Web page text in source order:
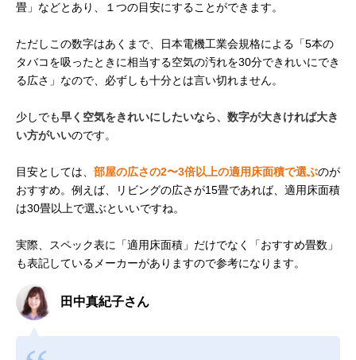
畳」などとあり、１つの目安にすることができます。
ただしこの数字はあくまで、日本電機工業会規格による「5本の
タバコを吸ったときに相当する空気の汚れを30分できれいにでき
る広さ」なので、必ずしも十分とは言い切れません。
少しでも早く空気をきれいにしたいなら、数字が大きければ大き
い方がいいのです。
目安としては、 部屋の広さの2〜3倍以上の適用床面積で選ぶのが
おすすめ。例えば、リビングの広さが15畳であれば、適用床面積
は30畳以上で選ぶといいですね。
実際、スペック表に「適用床面積」だけでなく「おすすめ畳数」
も表記しているメーカーがありますので参考になります。
田中真紀子さん